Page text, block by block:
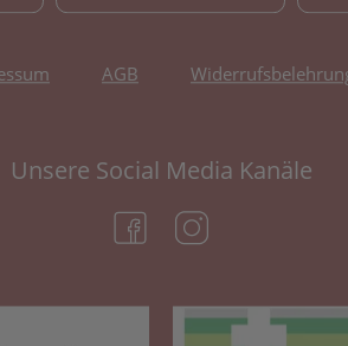
AGB
Unsere Social Media Kanäle
(öffnet in neuem Tab)
(öffnet in neuem Tab)